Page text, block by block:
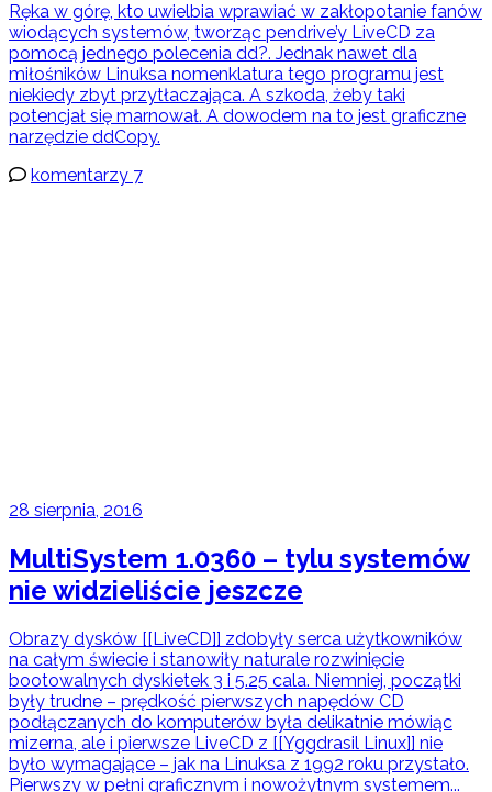
Ręka w górę, kto uwielbia wprawiać w zakłopotanie fanów
wiodących systemów, tworząc pendrive’y LiveCD za
pomocą jednego polecenia dd?. Jednak nawet dla
miłośników Linuksa nomenklatura tego programu jest
niekiedy zbyt przytłaczająca. A szkoda, żeby taki
potencjał się marnował. A dowodem na to jest graficzne
narzędzie ddCopy.
komentarzy 7
28 sierpnia, 2016
MultiSystem 1.0360 – tylu systemów
nie widzieliście jeszcze
Obrazy dysków [[LiveCD]] zdobyły serca użytkowników
na całym świecie i stanowiły naturale rozwinięcie
bootowalnych dyskietek 3 i 5.25 cala. Niemniej, początki
były trudne – prędkość pierwszych napędów CD
podłączanych do komputerów była delikatnie mówiąc
mizerna, ale i pierwsze LiveCD z [[Yggdrasil Linux]] nie
było wymagające – jak na Linuksa z 1992 roku przystało.
Pierwszy w pełni graficznym i nowożytnym systemem...